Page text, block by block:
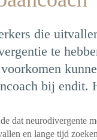
die
te
bij endit.
dat neurodivergente
en lange tijd